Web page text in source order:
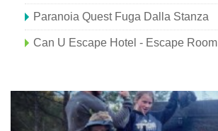
Paranoia Quest Fuga Dalla Stanza
Can U Escape Hotel - Escape Room